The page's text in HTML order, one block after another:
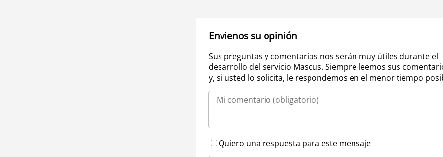
Envienos su opinión
Sus preguntas y comentarios nos serán muy útiles durante el
desarrollo del servicio Mascus. Siempre leemos sus
y, si usted lo solicita, le respondemos en el menor tiempo
Quiero una respuesta para este mensaje